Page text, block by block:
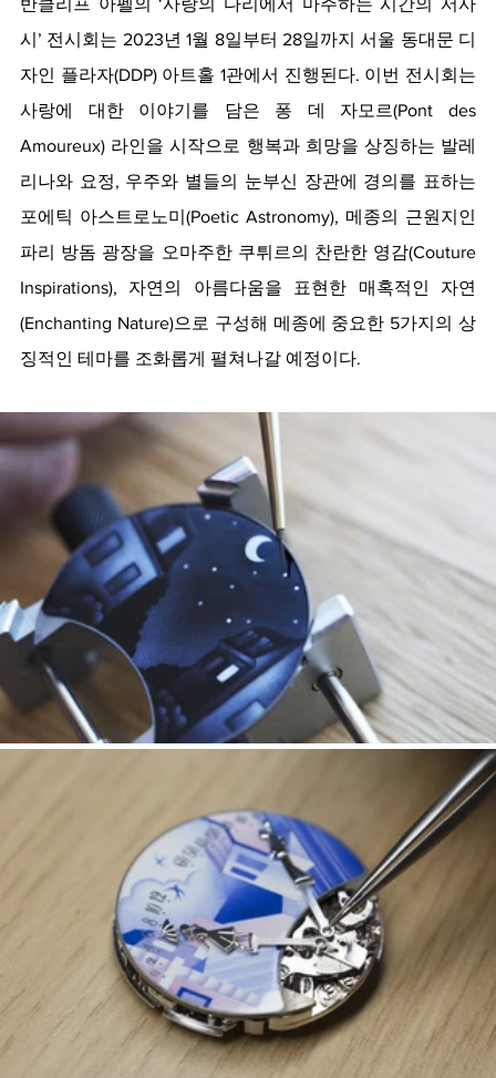
시’ 전시회는 2023년 1월 8일부터 28일까지 서울 동대문 디
자인 플라자(DDP) 아트홀 1관에서 진행된다. 이번 전시회는
사랑에 대한 이야기를 담은 퐁 데 자모르(Pont des
Amoureux) 라인을 시작으로 행복과 희망을 상징하는 발레
리나와 요정, 우주와 별들의 눈부신 장관에 경의를 표하는
포에틱 아스트로노미(Poetic Astronomy), 메종의 근원지인
파리 방돔 광장을 오마주한 쿠튀르의 찬란한 영감(Couture
Inspirations), 자연의 아름다움을 표현한 매혹적인 자연
(Enchanting Nature)으로 구성해 메종에 중요한 5가지의 상
징적인 테마를 조화롭게 펼쳐나갈 예정이다.